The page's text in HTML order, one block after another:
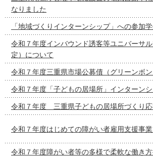
なりました
「地域づくりインターンシップ」への参加
令和７年度インバウンド誘客等ユニバーサ
定）について
令和７年度三重県市場公募債（グリーンボ
令和７年度「子どもの居場所」インターン
令和７年度 三重県子どもの居場所づくり
令和７年度はじめての障がい者雇用支援事
令和７年度障がい者等の多様で柔軟な働き